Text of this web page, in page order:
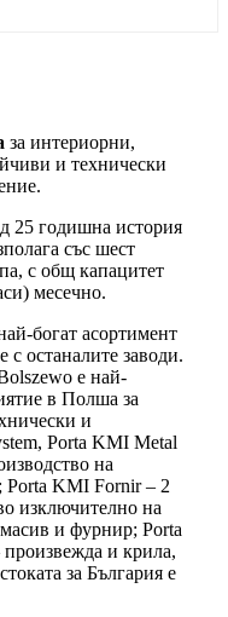
за интериорни,
и технически
25 годишна история
със шест
с общ капацитет
месечно.
богат асортимент
с останалите заводи.
е най-
в Полша за
и
Porta KMI Metal
на
Porta KMI Fornir – 2
изключително на
и фурнир; Porta
и крила,
за България е